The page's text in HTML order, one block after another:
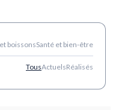
boissonsSanté et bien-être
TousActuelsRéalisés